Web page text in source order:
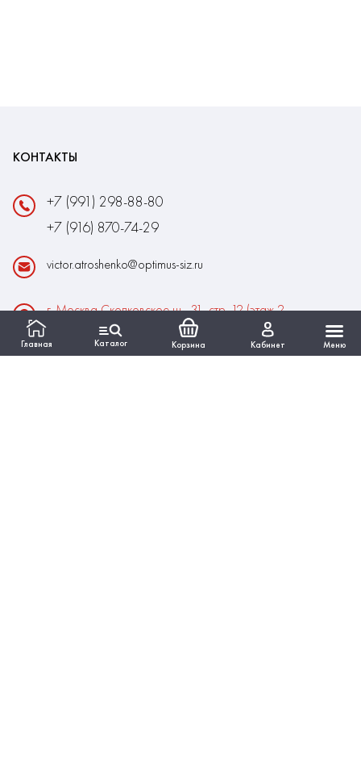
Главная Каталог Корзина Кабинет Меню
КОНТАКТЫ
+7 (991) 298-88-80
+7 (916) 870-74-29
victor.atroshenko@optimus-siz.ru
г. Москва Сколковское ш., 31, стр. 12 (этаж 2,
помещение 22)
Время работы: